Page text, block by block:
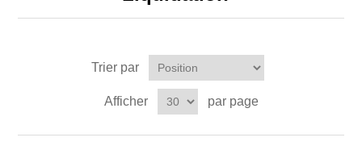
Trier par
Afficher par page